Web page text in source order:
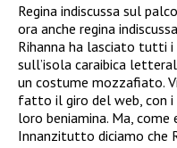
Regina indiscussa sul
ora anche regina
Rihanna ha lasciato tutti
sull’isola caraibica
un costume mozzafiato.
fatto il giro del web, con
loro beniamina. Ma,
Innanzitutto diciamo che